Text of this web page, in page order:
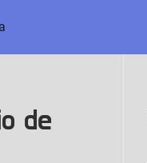
en España
de